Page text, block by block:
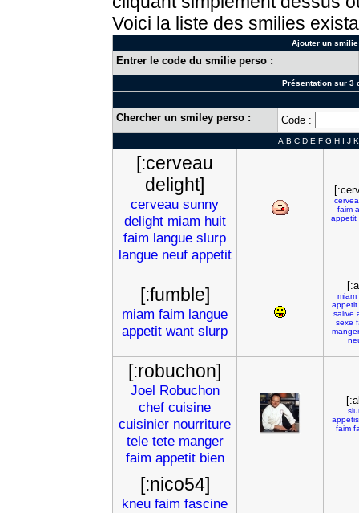
Voici la liste des smilies
Ajouter un
Entrer le code du smilie perso :
Présentation sur 3
Chercher un smiley perso : Code :
A B C D E F G H I J K
[:cerveau
delight]
cerveau sunny
delight miam huit
faim langue slurp
langue neuf appetit
faim
appetit
[:fumble]
miam faim langue
appetit want slurp
miam
appetit
salive
sexe
manger
[:robuchon]
Joel Robuchon
chef cuisine
cuisinier nourriture
tele tete manger
faim appetit bien
faim
[:nico54]
kneu faim fascine